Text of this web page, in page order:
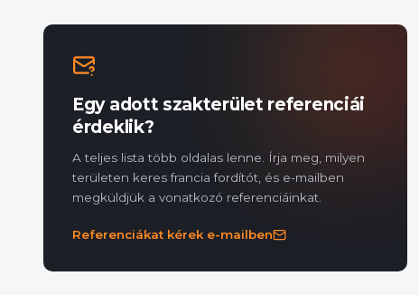
Egy adott szakterület referenciái
érdeklik?
A teljes lista több oldalas lenne. Írja meg, milyen
területen keres francia fordítót, és e-mailben
megküldjük a vonatkozó referenciáinkat.
Referenciákat kérek e-mailben